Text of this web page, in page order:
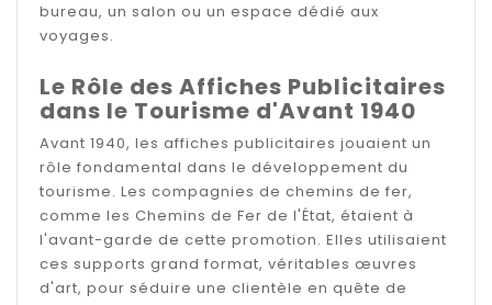
bureau, un salon ou un espace dédié aux
voyages.
Le Rôle des Affiches Publicitaires
dans le Tourisme d'Avant 1940
Avant 1940, les affiches publicitaires jouaient un
rôle fondamental dans le développement du
tourisme. Les compagnies de chemins de fer,
comme les Chemins de Fer de l'État, étaient à
l'avant-garde de cette promotion. Elles utilisaient
ces supports grand format, véritables œuvres
d'art, pour séduire une clientèle en quête de